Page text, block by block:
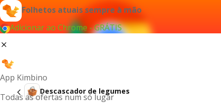
Folhetos atuais sempre à mão
Adicionar ao Chrome - GRÁTIS
App Kimbino
Todas as ofertas num só lugar
Descascador de legumes